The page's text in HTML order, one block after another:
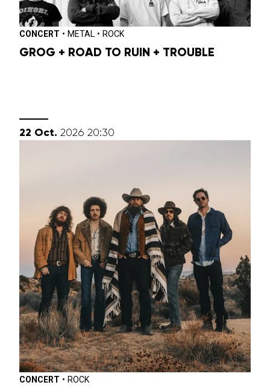
CONCERT • METAL • ROCK
GROG + ROAD TO RUIN + TROUBLE
22 octobre
Oct. 2026 20:30
CONCERT • ROCK